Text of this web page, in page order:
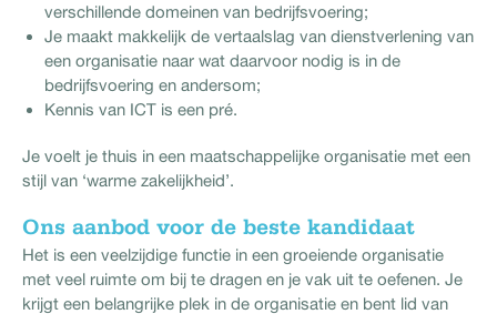
verschillende domeinen van bedrijfsvoering;
Je maakt makkelijk de vertaalslag van dienstverlening van
een organisatie naar wat daarvoor nodig is in de
bedrijfsvoering en andersom;
Kennis van ICT is een pré.
Je voelt je thuis in een maatschappelijke organisatie met een
stijl van ‘warme zakelijkheid’.
Ons aanbod voor de beste kandidaat
Het is een veelzijdige functie in een groeiende organisatie
met veel ruimte om bij te dragen en je vak uit te oefenen. Je
krijgt een belangrijke plek in de organisatie en bent lid van